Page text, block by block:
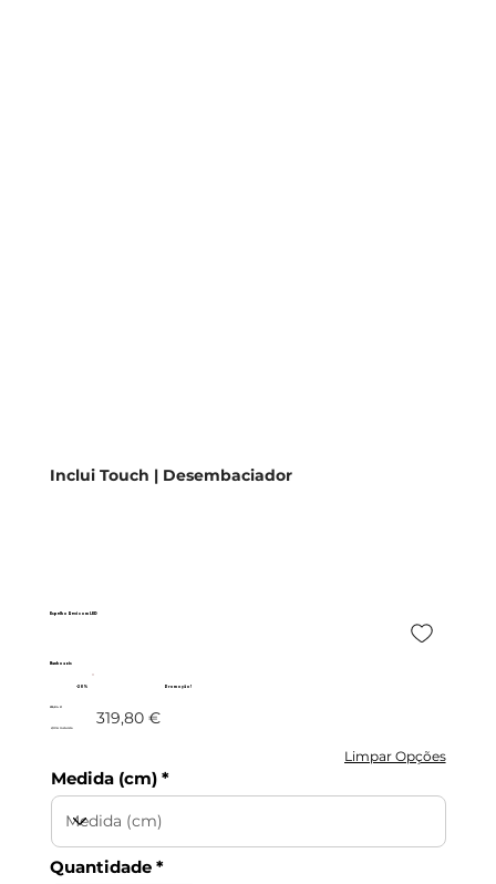
Espelho Revi com LED
Banhoazis
Promoção!
-20%
255,84 € 319,80 €
c/IVA incluído
Limpar Opções
Medida (cm)
Quantidade
Inclui Touch | Desembaciador